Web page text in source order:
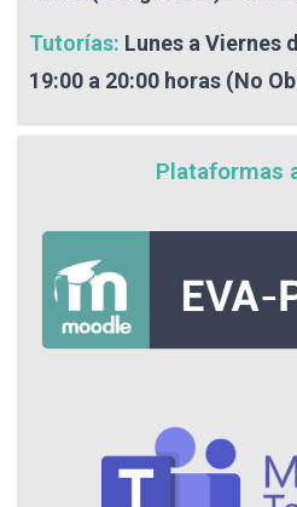
Tutorías: Lunes a Viernes
19:00 a 20:00 horas (No
Plataformas